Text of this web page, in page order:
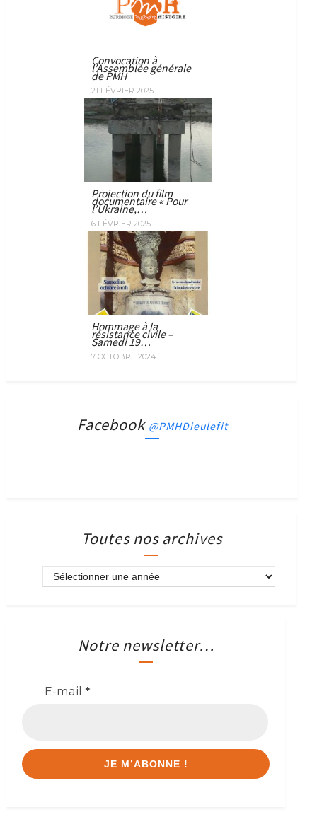
Convocation à
l’Assemblée générale
de PMH
21 FÉVRIER 2025
Projection du film
documentaire « Pour
l’Ukraine,…
6 FÉVRIER 2025
Hommage à la
résistance civile –
Samedi 19…
7 OCTOBRE 2024
Facebook @PMHDieulefit
Toutes nos archives
Notre newsletter…
E-mail *